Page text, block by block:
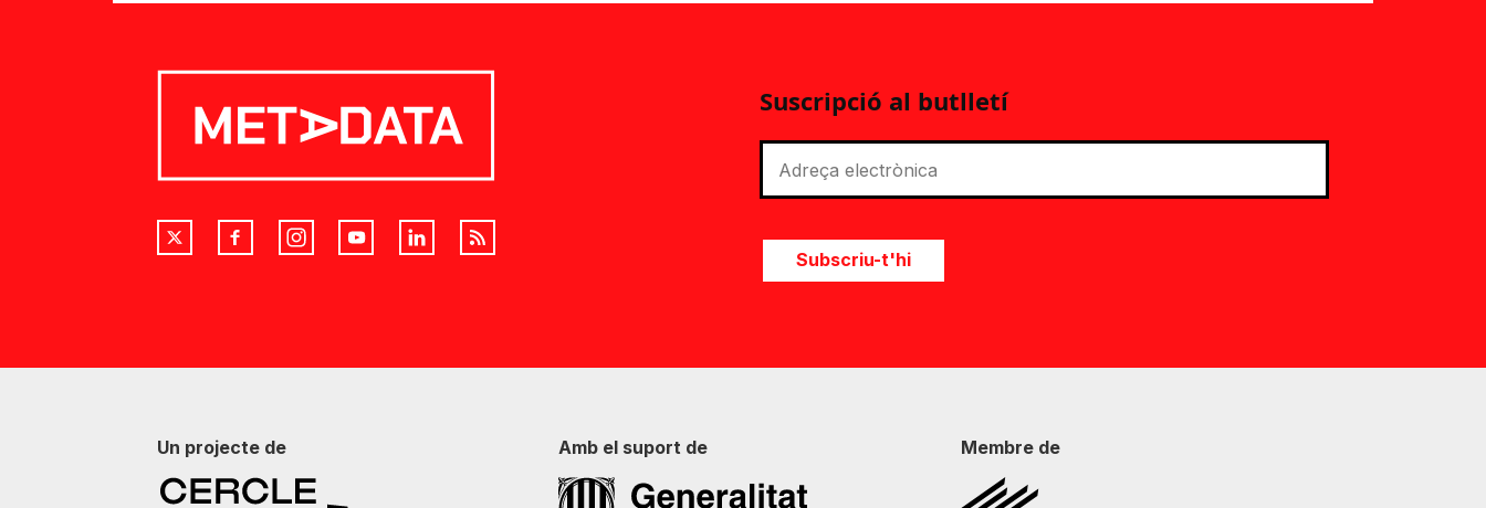
Suscripció al butlletí
Subscriu-t'hi
Un projecte de Amb el suport de Membre de